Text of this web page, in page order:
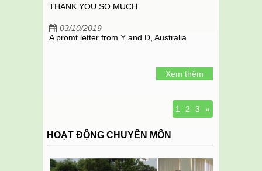
THANK YOU SO MUCH
03/10/2019
A promt letter from Y and D, Australia
Xem thêm
1 2 3 »
HOẠT ĐỘNG CHUYÊN MÔN